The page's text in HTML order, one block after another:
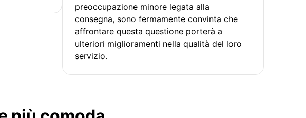
preoccupazione minore legata alla
consegna, sono fermamente convinta che
affrontare questa questione porterà a
ulteriori miglioramenti nella qualità del loro
servizio.